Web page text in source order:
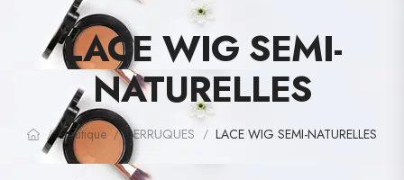
LACE WIG SEMI-
NATURELLES
/ Boutique / PERRUQUES / LACE WIG SEMI-NATURELLES